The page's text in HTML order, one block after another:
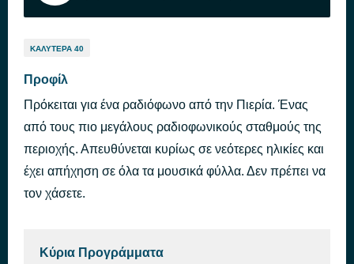
ΚΑΛΎΤΕΡΑ 40
Προφίλ
Πρόκειται για ένα ραδιόφωνο από την Πιερία. Ένας
από τους πιο μεγάλους ραδιοφωνικούς σταθμούς της
περιοχής. Απευθύνεται κυρίως σε νεότερες ηλικίες και
έχει απήχηση σε όλα τα μουσικά φύλλα. Δεν πρέπει να
τον χάσετε.
Κύρια Προγράμματα